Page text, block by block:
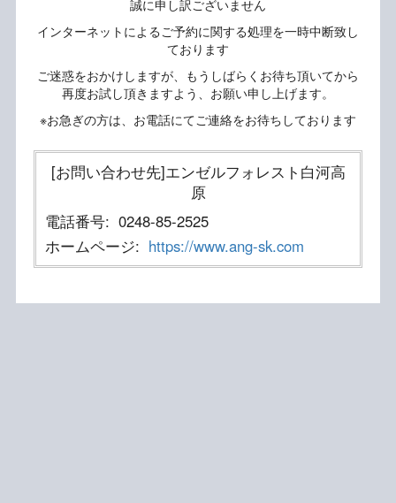
誠に申し訳ございません
インターネットによるご予約に関する処理を一時中断致し
ております
ご迷惑をおかけしますが、もうしばらくお待ち頂いてから
再度お試し頂きますよう、お願い申し上げます。
※お急ぎの方は、お電話にてご連絡をお待ちしております
[お問い合わせ先]エンゼルフォレスト白河高
原
電話番号: 0248-85-2525
ホームページ: https://www.ang-sk.com